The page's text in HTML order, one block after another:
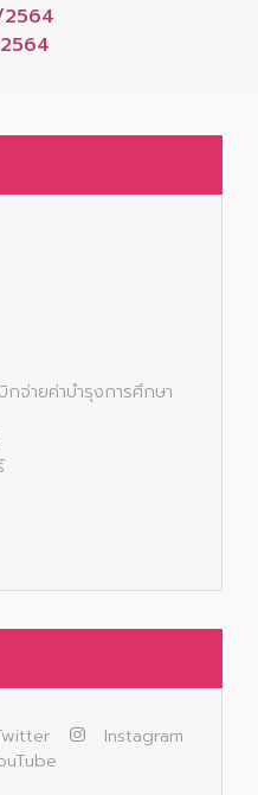
2564
กจ่ายค่าบำรุงการศึกษา
Instagram